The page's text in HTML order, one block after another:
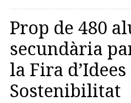
RECERCA
DOCÈNCIA
INSTITUCIÓ
VIDA AL CAMPUS
COMUNITAT URV
Prop de 480
secundària
la Fira
Sostenibilitat